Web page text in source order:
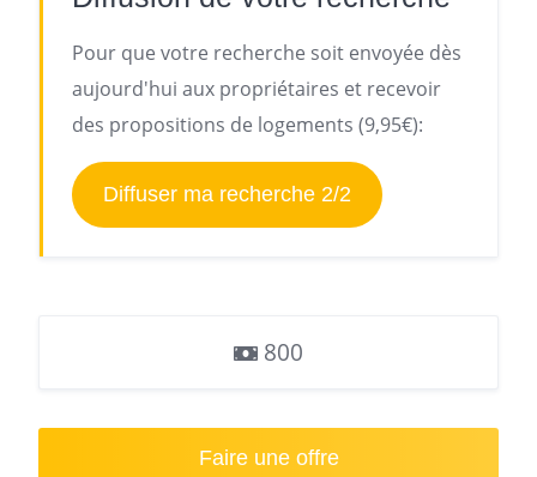
Pour que votre recherche soit envoyée dès
aujourd'hui aux propriétaires et recevoir
des propositions de logements (9,95€):
Diffuser ma recherche 2/2
800
Faire une offre